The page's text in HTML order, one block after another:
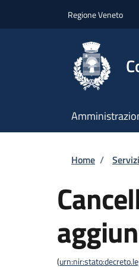
Regione Veneto
Home / Servizi
(